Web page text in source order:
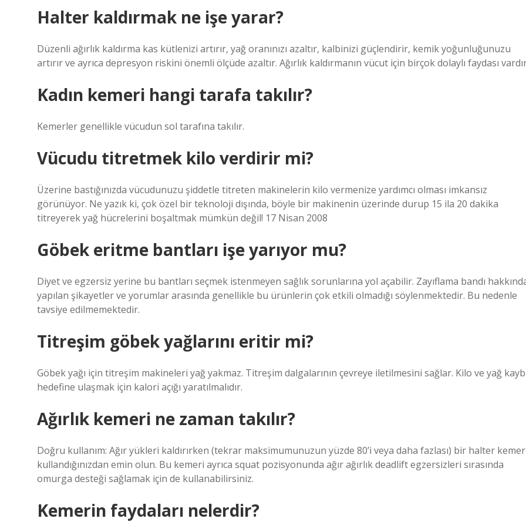
Halter kaldırmak ne işe yarar?
Düzenli ağırlık kaldırma kas kütlenizi artırır, yağ oranınızı azaltır, kalbinizi güçlendirir, kemik yoğunluğunuzu
artırır ve ayrıca depresyon riskini önemli ölçüde azaltır. Ağırlık kaldırmanın vücut için birçok dolaylı faydası
Kadın kemeri hangi tarafa takılır?
Kemerler genellikle vücudun sol tarafına takılır.
Vücudu titretmek kilo verdirir mi?
Üzerine bastığınızda vücudunuzu şiddetle titreten makinelerin kilo vermenize yardımcı olması imkansız
görünüyor. Ne yazık ki, çok özel bir teknoloji dışında, böyle bir makinenin üzerinde durup 15 ila 20 dakika
titreyerek yağ hücrelerini boşaltmak mümkün değil! 17 Nisan 2008
Göbek eritme bantları işe yarıyor mu?
Diyet ve egzersiz yerine bu bantları seçmek istenmeyen sağlık sorunlarına yol açabilir. Zayıflama bandı
yapılan şikayetler ve yorumlar arasında genellikle bu ürünlerin çok etkili olmadığı söylenmektedir. Bu nedenle
tavsiye edilmemektedir.
Titreşim göbek yağlarını eritir mi?
Göbek yağı için titreşim makineleri yağ yakmaz. Titreşim dalgalarının çevreye iletilmesini sağlar. Kilo ve yağ
hedefine ulaşmak için kalori açığı yaratılmalıdır.
Ağırlık kemeri ne zaman takılır?
Doğru kullanım: Ağır yükleri kaldırırken (tekrar maksimumunuzun yüzde 80’i veya daha fazlası) bir halter
kullandığınızdan emin olun. Bu kemeri ayrıca squat pozisyonunda ağır ağırlık deadlift egzersizleri sırasında
omurga desteği sağlamak için de kullanabilirsiniz.
Kemerin faydaları nelerdir?